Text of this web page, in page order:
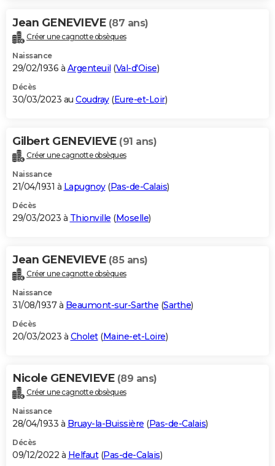
Jean GENEVIEVE (87 ans)
Créer une cagnotte obsèques
Naissance
29/02/1936 à Argenteuil (Val-d'Oise)
Décès
30/03/2023 au Coudray(Eure-et-Loir)
Gilbert GENEVIEVE (91 ans)
Créer une cagnotte obsèques
Naissance
21/04/1931 à Lapugnoy(Pas-de-Calais)
Décès
29/03/2023 à Thionville (Moselle)
Jean GENEVIEVE (85 ans)
Créer une cagnotte obsèques
Naissance
31/08/1937 à Beaumont-sur-Sarthe (Sarthe)
Décès
20/03/2023 à Cholet(Maine-et-Loire)
Nicole GENEVIEVE (89 ans)
Créer une cagnotte obsèques
Naissance
28/04/1933 à Bruay-la-Buissière (Pas-de-Calais)
Décès
09/12/2022 à Helfaut(Pas-de-Calais)